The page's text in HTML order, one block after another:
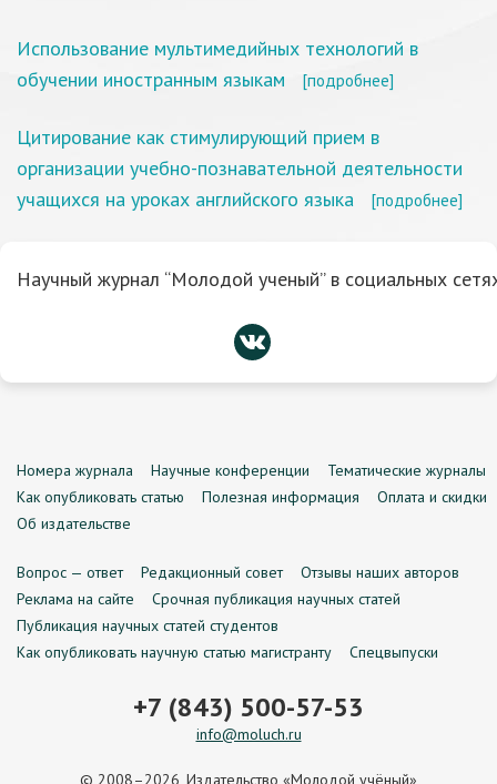
Использование мультимедийных технологий в
обучении иностранным языкам
[подробнее]
Цитирование как стимулирующий прием в
организации учебно-познавательной деятельности
учащихся на уроках английского языка
[подробнее]
Научный журнал “Молодой ученый” в социальных
Номера журнала Научные конференции
Тематические журналы
Как опубликовать статью
Полезная информация
Оплата и скидки
Об издательстве
Вопрос — ответ Редакционный совет
Отзывы наших авторов
Реклама на сайте
Срочная публикация научных статей
Публикация научных статей студентов
Как опубликовать научную статью магистранту
Спецвыпуски
+7 (843) 500-57-53
info@moluch.ru
© 2008–2026, Издательство «Молодой учёный»